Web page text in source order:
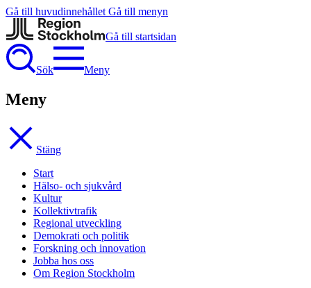
Gå till huvudinnehållet Gå till menyn
Gå till startsidan
Sök Meny
Meny
Stäng
Start
Hälso- och sjukvård
Kultur
Kollektivtrafik
Regional utveckling
Demokrati och politik
Forskning och innovation
Jobba hos oss
Om Region Stockholm